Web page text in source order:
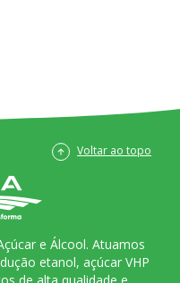
Voltar ao topo
e Álcool. Atuamos
etanol, açúcar VHP
de alta qualidade e